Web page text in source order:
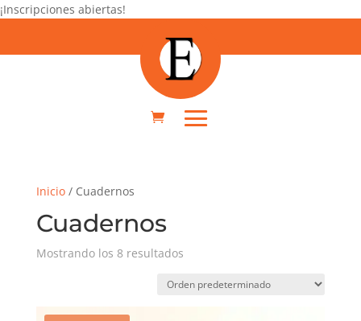
¡Inscripciones abiertas!
Inicio/ Cuadernos
Cuadernos
Mostrando los 8 resultados